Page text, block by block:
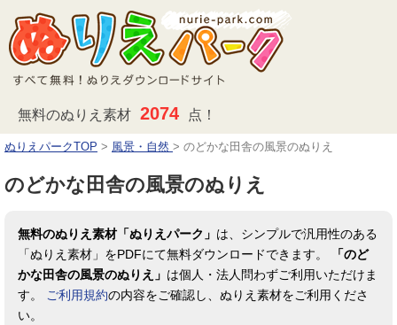
無料のぬりえ素材 2074 点！
ぬりえパークTOP > 風景・自然 > のどかな田舎の風景のぬりえ
のどかな田舎の風景のぬりえ
無料のぬりえ素材「ぬりえパーク」 は、シンプルで汎用性のある
「ぬりえ素材」をPDFにて無料ダウンロードできます。
「のど
かな田舎の風景のぬりえ」 は個人・法人問わずご利用いただけま
す。
ご利用規約の内容をご確認し、ぬりえ素材をご利用くださ
い。